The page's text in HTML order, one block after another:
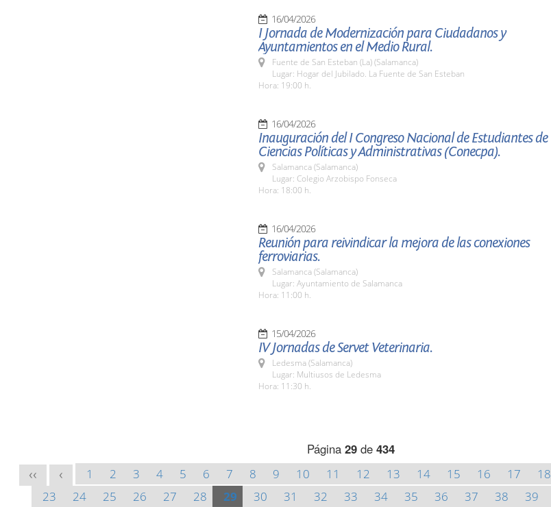
16/04/2026
I Jornada de Modernización para Ciudadanos y
Ayuntamientos en el Medio Rural.
Fuente de San Esteban (La) (Salamanca)
Lugar: Hogar del Jubilado. La Fuente de San Esteban
Hora: 19:00 h.
16/04/2026
Inauguración del I Congreso Nacional de Estudiantes de
Ciencias Políticas y Administrativas (Conecpa).
Salamanca (Salamanca)
Lugar: Colegio Arzobispo Fonseca
Hora: 18:00 h.
16/04/2026
Reunión para reivindicar la mejora de las conexiones
ferroviarias.
Salamanca (Salamanca)
Lugar: Ayuntamiento de Salamanca
Hora: 11:00 h.
15/04/2026
IV Jornadas de Servet Veterinaria.
Ledesma (Salamanca)
Lugar: Multiusos de Ledesma
Hora: 11:30 h.
Página 29 de 434
<< < 1 2 3 4 5 6 7 8 9 10 11 12 13 14 15 16 17 18
23
24 25 26 27 28 29 30 31 32 33 34 35 36 37 38 39